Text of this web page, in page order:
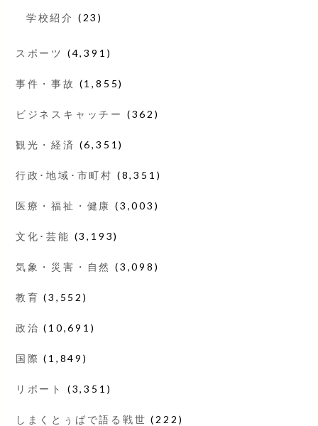
学校紹介 (23)
スポーツ (4,391)
事件・事故 (1,855)
ビジネスキャッチー (362)
観光・経済 (6,351)
行政･地域･市町村 (8,351)
医療・福祉・健康 (3,003)
文化･芸能 (3,193)
気象・災害・自然 (3,098)
教育 (3,552)
政治 (10,691)
国際 (1,849)
リポート (3,351)
しまくとぅばで語る戦世 (222)